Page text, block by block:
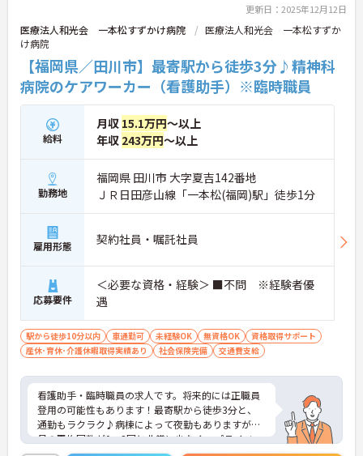
更新日：2025年12月12日
医療法人和光会 一本松すずかけ病院
医療法人和光会 一本松すずか
け病院
【福岡県／田川市】最寄駅から徒歩3分♪精神科
病院のケアワーカー（看護助手）※臨時職員
給料
月収 15.1万円～以上
年収 243万円～以上
勤務地
福岡県 田川市 大字夏吉142番地
ＪＲ日田彦山線「一本松(福岡)駅」徒歩1分
雇用形態 契約社員・嘱託社員
応募要件
＜必要な資格・経験＞ ■不問 ※経験者優
遇
駅から徒歩10分以内 車通勤可 未経験OK 無資格OK
資格取得サポート
産休･育休･介護休暇取得実績あり
社会保険完備 交通費支給
看護助手・臨時職員の求人です。将来的には正職員
登用の可能性もあります！最寄駅から徒歩3分と、
通勤もラクラク♪病棟によって夜勤もありますが、
月の平均回数が0～2回と非常に少なく、プライベー
トを重視したい方にもおススメです！